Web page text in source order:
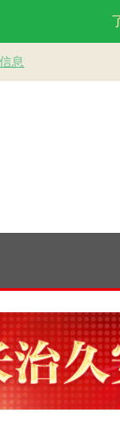
燃名场面
够
五”开
记关心